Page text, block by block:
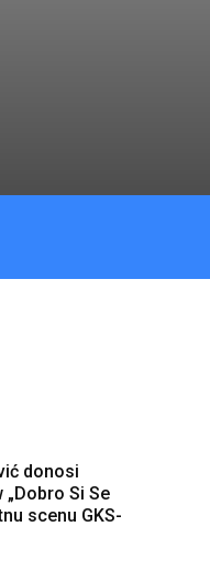
donosi
Si Se
scenu GKS-